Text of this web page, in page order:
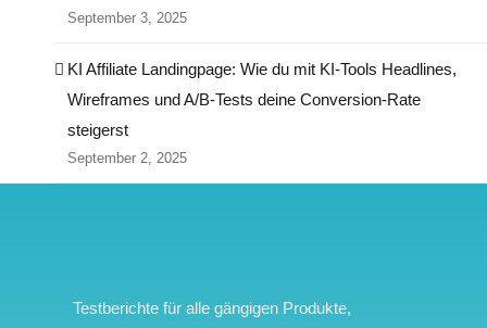
September 3, 2025
KI Affiliate Landingpage: Wie du mit KI-Tools Headlines,
Wireframes und A/B-Tests deine Conversion-Rate
steigerst
September 2, 2025
Testberichte für alle gängigen Produkte,